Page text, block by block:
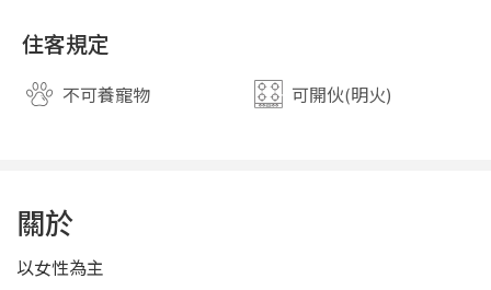
住客規定
不可養寵物 可開伙(明火)
關於
以女性為主